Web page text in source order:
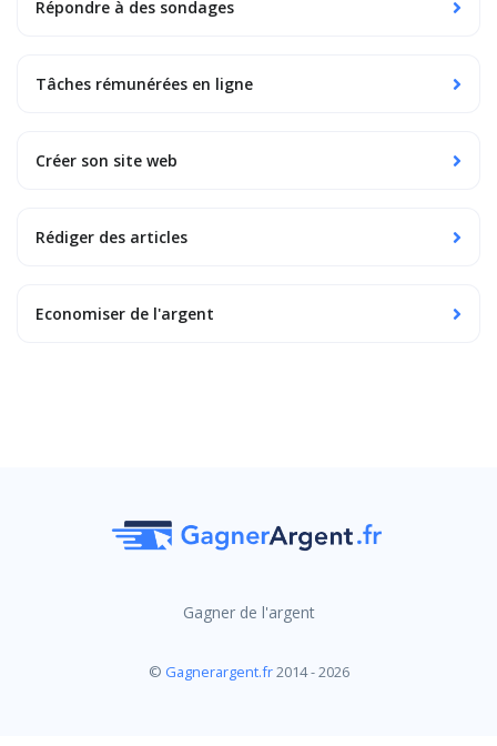
Répondre à des sondages
Tâches rémunérées en ligne
Créer son site web
Rédiger des articles
Economiser de l'argent
Gagner de l'argent
© Gagnerargent.fr2014 - 2026